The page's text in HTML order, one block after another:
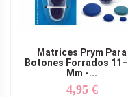
Matrices Prym Para
Botones Forrados
Mm -...
Precio
4,95 €